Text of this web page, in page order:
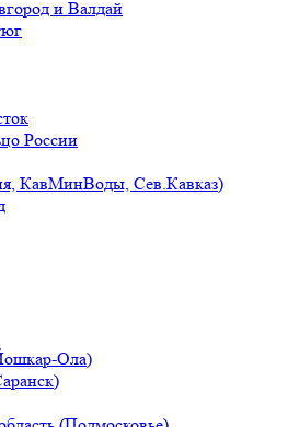
и Валдай
России
КавМинВоды, Сев.Кавказ)
Ола)